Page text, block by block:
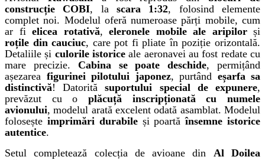
construcție COBI, lascara 1:32, folosind elemente
complet noi. Modelul oferă numeroase părți mobile, cum
ar fi elicea rotativă, eleronele mobile ale aripilorși
roțile din cauciuc, care pot fi pliate în poziție orizontală.
Detaliile și culorile istorice ale aeronavei au fost redate cu
mare precizie. Cabina se poate deschide, permițând
așezarea figurinei pilotului japonez, purtând eșarfa sa
distinctivă! Datorităsuportului special de expunere,
prevăzut cu o plăcuță inscripționată cu numele
avionului, modelul arată excelent odată asamblat. Modelul
folosește imprimări durabileși poartăînsemne istorice
autentice.
Setul completează colecția de avioane din Al Doilea